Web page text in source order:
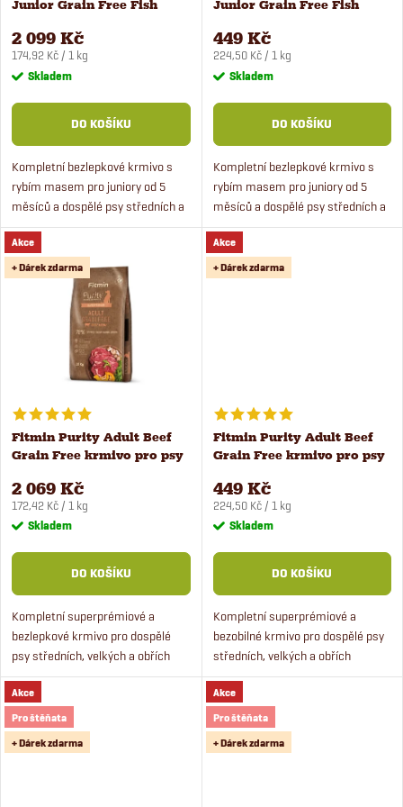
r
o
d
u
k
t
p
r
o
d
u
k
Junior Grain Free Fish
2 099 Kč
Měrná
cena:
174,92 Kč / 1 kg
Skladem
DO KOŠÍKU
Kompletní bezlepkové krmivo s
rybím masem pro juniory od 5
měsíců a dospělé psy středních a
velkých
plemen. Monoproteinové krmivo s
rybou bude chutnat i mlsným
Junior Grain Free Fish
449 Kč
Měrná
cena:
224,50 Kč / 1 kg
Skladem
DO KOŠÍKU
Kompletní bezlepkové krmivo s
rybím masem pro juniory od 5
měsíců a dospělé psy středních a
velkých
plemen. Monoproteinové krmivo s
rybou bude chutnat i mlsným
Akce
+ Dárek zdarma
Fitmin Purity Adult Beef
Grain Free krmivo pro psy
2 069 Kč
Měrná
cena:
172,42 Kč / 1 kg
Skladem
DO KOŠÍKU
Kompletní superprémiové a
bezlepkové krmivo pro dospělé
psy středních, velkých a obřích
plemen. Granule obsahují čerstvé
hovězí maso z ověřených
certifikovaných chovů...
Akce
+ Dárek zdarma
Fitmin Purity Adult Beef
Grain Free krmivo pro psy
449 Kč
Měrná
cena:
224,50 Kč / 1 kg
Skladem
DO KOŠÍKU
Kompletní superprémiové a
bezobilné krmivo pro dospělé psy
středních, velkých a obřích
plemen.
Akce
Pro štěňata
+ Dárek zdarma
Akce
Pro štěňata
+ Dárek zdarma